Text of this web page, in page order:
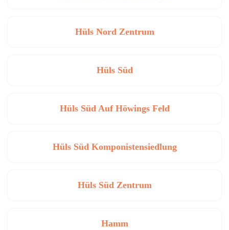
Hüls Nord Zentrum
Hüls Süd
Hüls Süd Auf Höwings Feld
Hüls Süd Komponistensiedlung
Hüls Süd Zentrum
Hamm